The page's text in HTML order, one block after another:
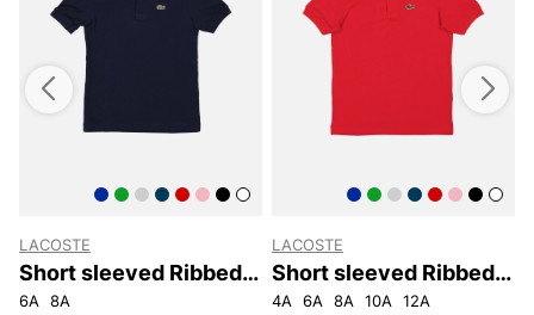
W27L30 W29L32
LACOSTE
Short sleeved Ribbed
Collar Shirt.
6A 8A
LACOSTE
Short sleeved Ribbed
Collar Shirt.
4A 6A 8A 10A 12A